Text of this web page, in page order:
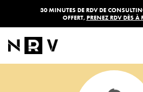
30 MINUTES DE RDV DE
OFFERT, PRENEZ RDV DÈS À
Voix off